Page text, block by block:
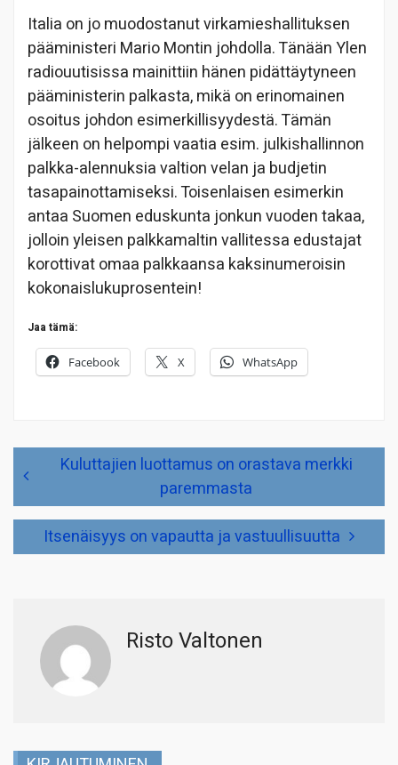
Italia on jo muodostanut virkamieshallituksen
pääministeri Mario Montin johdolla. Tänään Ylen
radiouutisissa mainittiin hänen pidättäytyneen
pääministerin palkasta, mikä on erinomainen
osoitus johdon esimerkillisyydestä. Tämän
jälkeen on helpompi vaatia esim. julkishallinnon
palkka-alennuksia valtion velan ja budjetin
tasapainottamiseksi. Toisenlaisen esimerkin
antaa Suomen eduskunta jonkun vuoden takaa,
jolloin yleisen palkkamaltin vallitessa edustajat
korottivat omaa palkkaansa kaksinumeroisin
kokonaislukuprosentein!
Jaa tämä:
Facebook X WhatsApp
Artikkelien
selaus
Kuluttajien luottamus on orastava merkki
paremmasta
Itsenäisyys on vapautta ja vastuullisuutta
Risto Valtonen